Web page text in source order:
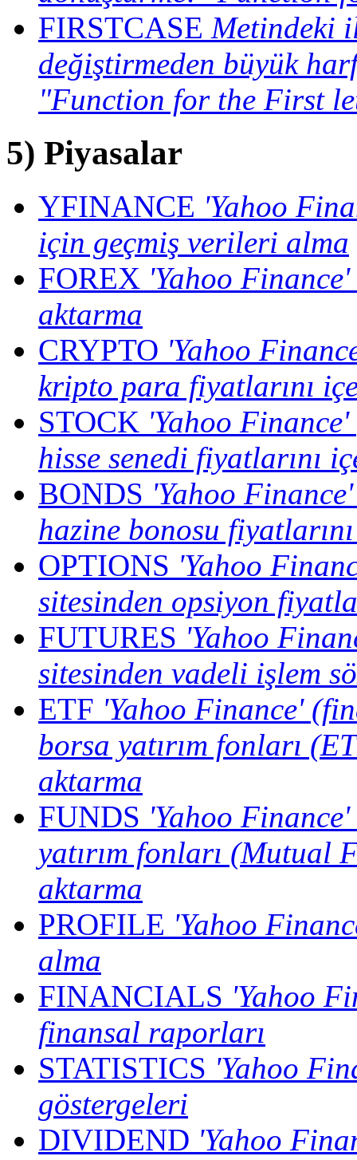
FIRSTCASE Metindeki
değiştirmeden büyük
"Function for the First
5) Piyasalar
YFINANCE 'Yahoo
için geçmiş verileri alma
FOREX 'Yahoo
aktarma
CRYPTO 'Yahoo
kripto para fiyatlarını
STOCK 'Yahoo
hisse senedi fiyatlarını
BONDS 'Yahoo
hazine bonosu
OPTIONS 'Yahoo
sitesinden opsiyon
FUTURES 'Yahoo
sitesinden vadeli işlem
ETF 'Yahoo Finance'
borsa yatırım fonları
aktarma
FUNDS 'Yahoo
yatırım fonları (Mutual
aktarma
PROFILE 'Yahoo
alma
FINANCIALS 'Yahoo
finansal raporları
STATISTICS 'Yahoo
göstergeleri
DIVIDEND 'Yahoo